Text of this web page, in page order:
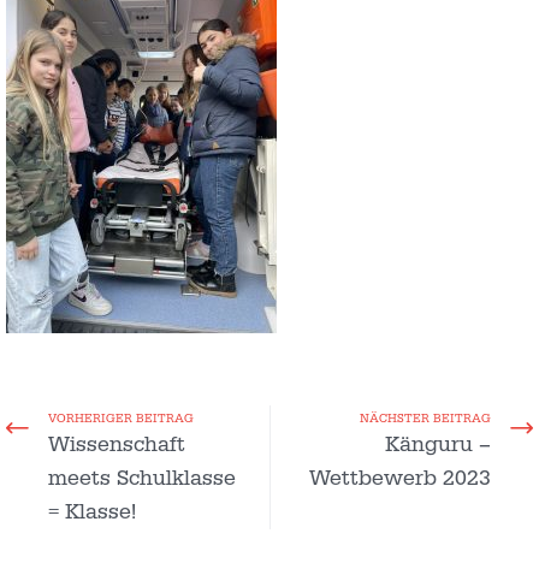
VORHERIGER BEITRAG
Wissenschaft
meets Schulklasse
= Klasse!
NÄCHSTER BEITRAG
Känguru –
Wettbewerb 2023